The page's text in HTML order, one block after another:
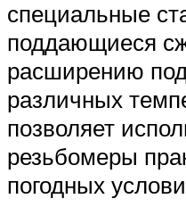
специальные
поддающиеся
расширению
различных
позволяет
резьбомеры
погодных